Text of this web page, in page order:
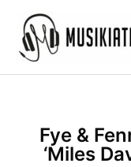
Inhalt
springen
Fye &
‘Miles